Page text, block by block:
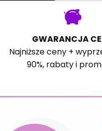
GWARANCJA
Najniższe ceny +
90%, rabaty i